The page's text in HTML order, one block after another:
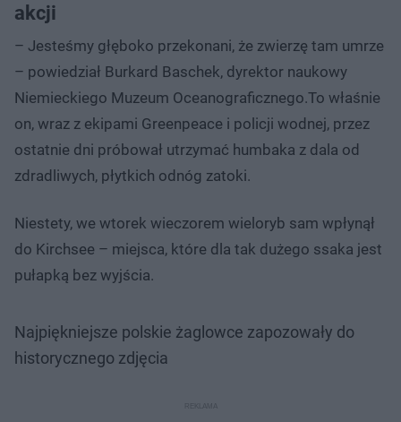
akcji
– Jesteśmy głęboko przekonani, że zwierzę tam umrze
– powiedział Burkard Baschek, dyrektor naukowy
Niemieckiego Muzeum Oceanograficznego.To właśnie
on, wraz z ekipami Greenpeace i policji wodnej, przez
ostatnie dni próbował utrzymać humbaka z dala od
zdradliwych, płytkich odnóg zatoki.
Niestety, we wtorek wieczorem wieloryb sam wpłynął
do Kirchsee – miejsca, które dla tak dużego ssaka jest
pułapką bez wyjścia.
Najpiękniejsze polskie żaglowce zapozowały do
historycznego zdjęcia